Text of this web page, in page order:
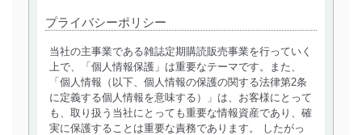
プライバシーポリシー
当社の主事業である雑誌定期購読販売事業を行っていく
上で、「個人情報保護」は重要なテーマです。また、
「個人情報（以下、個人情報の保護の関する法律第2条
に定義する個人情報を意味する）」は、お客様にとって
も、取り扱う当社にとっても重要な情報資産であり、確
実に保護することは重要な責務であります。 したがっ